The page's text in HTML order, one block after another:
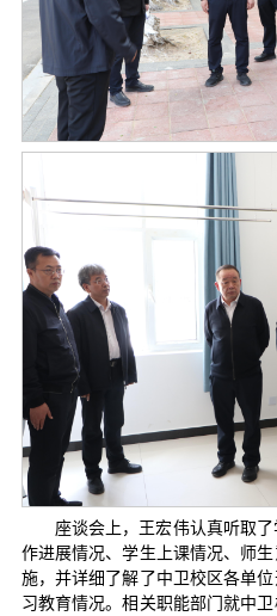
座谈会上，王宏伟认真听取
作进展情况、学生上课情况、师
施，并详细了解了中卫校区各单
习教育情况。相关职能部门就中